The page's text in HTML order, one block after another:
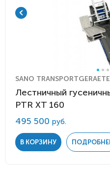
SANO
Лестничный
PTR XT 160
495 500 руб.
В КОРЗИНУ